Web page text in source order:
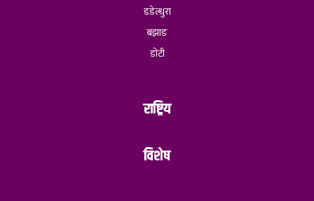
डडेल्धुरा
बझाङ
डोटी
राष्ट्रिय
विशेष